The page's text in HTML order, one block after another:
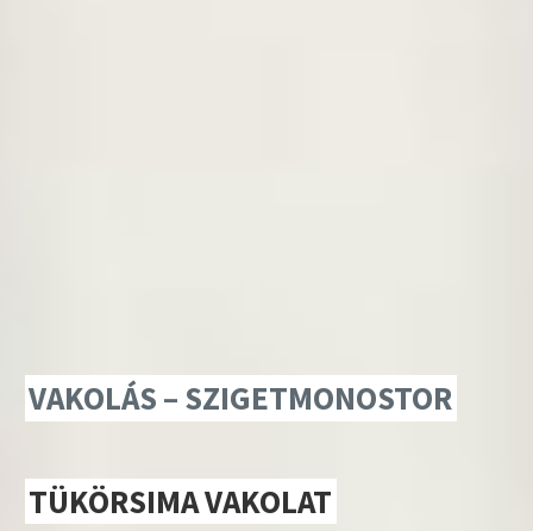
VAKOLÁS – SZIGETMONOSTOR
TÜKÖRSIMA VAKOLAT